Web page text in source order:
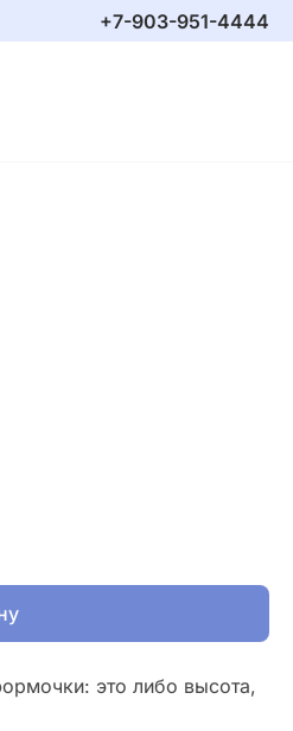
+7-903-951-4444
это либо высота,